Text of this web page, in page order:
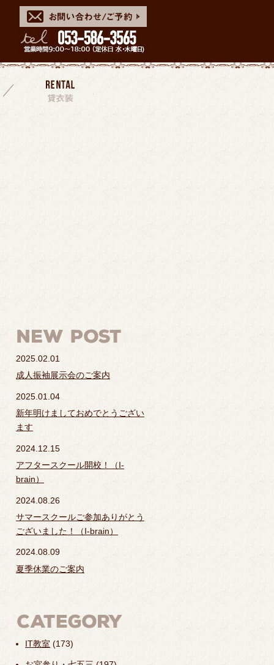
ッフ
2025.02.01
成人振袖展示会のご案内
2025.01.04
新年明けましておめでとうござい
ます
2024.12.15
アフタースクール開校！（I-
brain）
2024.08.26
サマースクールご参加ありがとう
ございました！（I-brain）
2024.08.09
夏季休業のご案内
IT教室 (173)